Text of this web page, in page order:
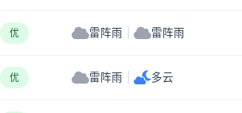
优 雷阵雨 雷阵雨
优 雷阵雨 多云